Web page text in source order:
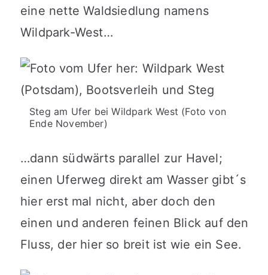
eine nette Waldsiedlung namens
Wildpark-West…
Steg am Ufer bei Wildpark West (Foto von
Ende November)
…dann südwärts parallel zur Havel;
einen Uferweg direkt am Wasser gibt´s
hier erst mal nicht, aber doch den
einen und anderen feinen Blick auf den
Fluss, der hier so breit ist wie ein See.